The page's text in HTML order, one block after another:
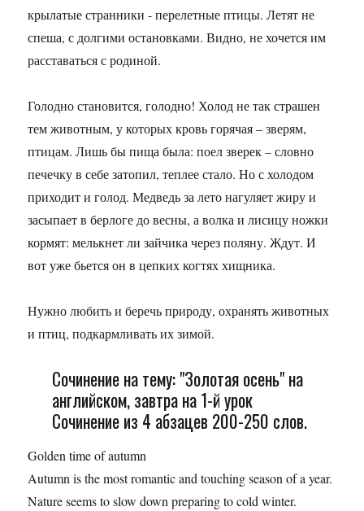
крылатые странники - перелетные птицы. Летят не
спеша, с долгими остановками. Видно, не хочется им
расставаться с родиной.
Голодно становится, голодно! Холод не так страшен
тем животным, у которых кровь горячая – зверям,
птицам. Лишь бы пища была: поел зверек – словно
печечку в себе затопил, теплее стало. Но с холодом
приходит и голод. Медведь за лето нагуляет жиру и
засыпает в берлоге до весны, а волка и лисицу ножки
кормят: мелькнет ли зайчика через поляну. Ждут. И
вот уже бьется он в цепких когтях хищника.
Нужно любить и беречь природу, охранять животных
и птиц, подкармливать их зимой.
Сочинение на тему: "Золотая осень" на
английском, завтра на 1-й урок
Сочинение из 4 абзацев 200-250 слов.
Golden time of autumn
Autumn is the most romantic and touching season of a year.
Nature seems to slow down preparing to cold winter.